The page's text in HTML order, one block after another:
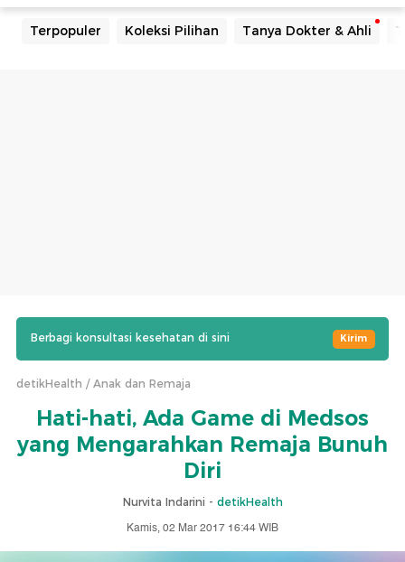
Terpopuler Koleksi Pilihan Tanya Dokter & Ahli
Berbagi konsultasi kesehatan di sini Kirim
detikHealth Anak dan Remaja
Hati-hati, Ada Game di Medsos
yang Mengarahkan Remaja Bunuh
Diri
Nurvita Indarini - detikHealth
Kamis, 02 Mar 2017 16:44 WIB